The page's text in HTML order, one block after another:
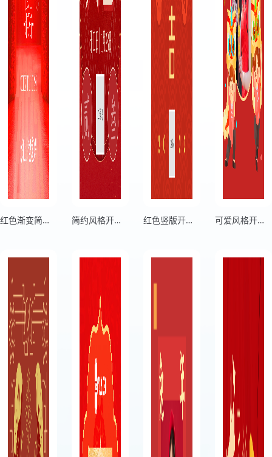
红色渐变简约风格开门大吉蛇年大吉横板开工大吉海报 简约风格开工大吉红色竖版开工海报 红色竖版开工大吉新年祝福海报 可爱风格开工大吉红色竖版新年海报